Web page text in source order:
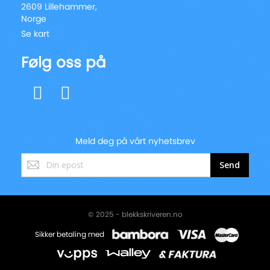
2609 Lillehammer,
Norge
Se kart
Følg oss på
Meld deg på vårt nyhetsbrev
Registrer
deg
vårt
Send
© 2025 - blekkskriveren.no
Sikker betaling med